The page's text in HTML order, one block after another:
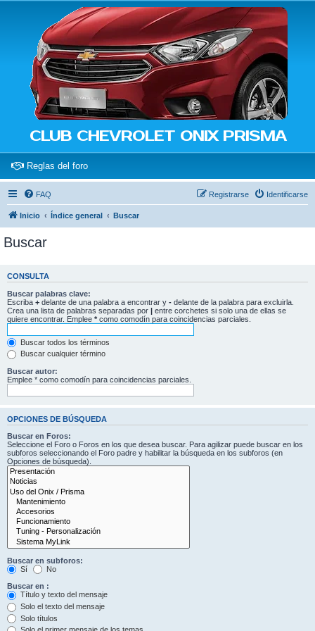
CLUB CHEVROLET ONIX PRISMA
Reglas del foro(Opens a new tab)
FAQ Identificarse
Registrarse
Inicio Índice general Buscar
Buscar
CONSULTA
Buscar palabras clave:
Escriba + delante de una palabra a encontrar y - delante de la palabra para excluirla.
Crea una lista de palabras separadas por | entre corchetes si solo una de ellas se
quiere encontrar. Emplee * como comodín para coincidencias parciales.
Buscar todos los términos
Buscar cualquier término
Buscar autor:
Emplee * como comodín para coincidencias parciales.
OPCIONES DE BÚSQUEDA
Buscar en Foros:
Seleccione el Foro o Foros en los que desea buscar. Para agilizar puede buscar en los
subforos seleccionando el Foro padre y habilitar la búsqueda en los subforos (en
Opciones de búsqueda).
Buscar en subforos:
Sí
No
Buscar en :
Título y texto del mensaje
Solo el texto del mensaje
Solo títulos